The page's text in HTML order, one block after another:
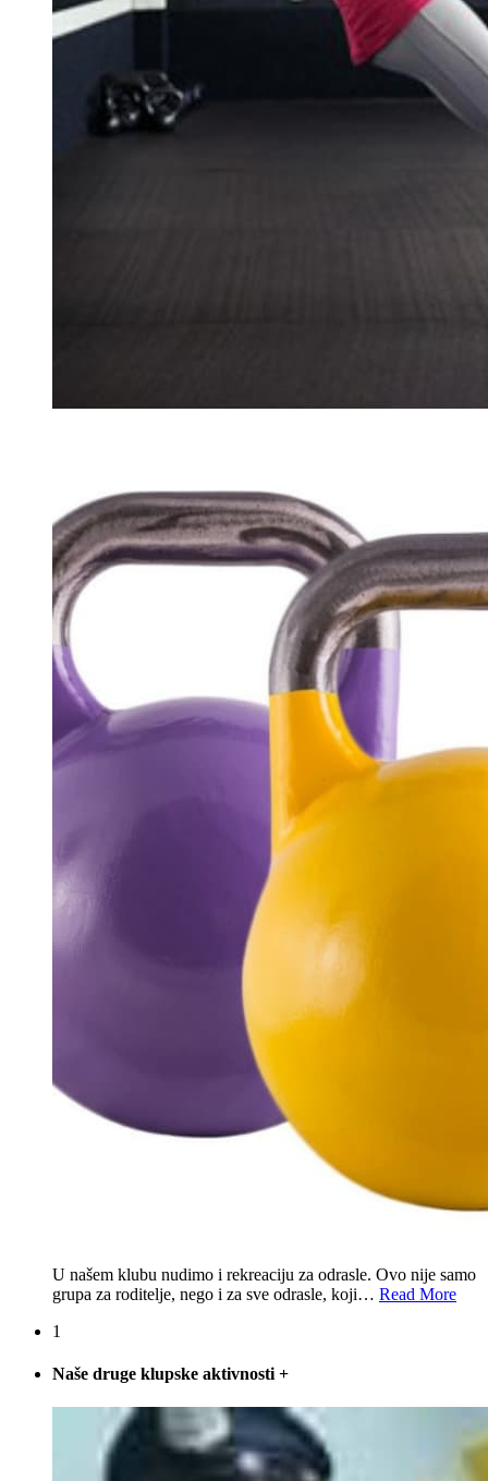
U našem klubu nudimo i rekreaciju za odrasle. Ovo nije samo
grupa za roditelje, nego i za sve odrasle, koji… Read More
1
Naše druge klupske aktivnosti +